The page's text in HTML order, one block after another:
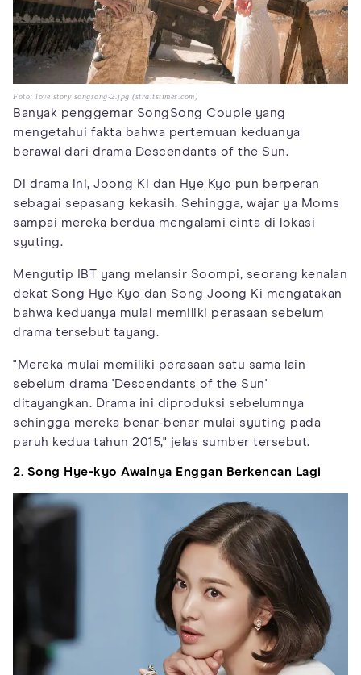
Foto: love story songsong-2.jpg (straitstimes.com)
Banyak penggemar SongSong Couple yang
mengetahui fakta bahwa pertemuan keduanya
berawal dari drama Descendants of the Sun.
Di drama ini, Joong Ki dan Hye Kyo pun berperan
sebagai sepasang kekasih. Sehingga, wajar ya Moms
sampai mereka berdua mengalami cinta di lokasi
syuting.
Mengutip IBT yang melansir Soompi, seorang kenalan
dekat Song Hye Kyo dan Song Joong Ki mengatakan
bahwa keduanya mulai memiliki perasaan sebelum
drama tersebut tayang.
"Mereka mulai memiliki perasaan satu sama lain
sebelum drama 'Descendants of the Sun'
ditayangkan. Drama ini diproduksi sebelumnya
sehingga mereka benar-benar mulai syuting pada
paruh kedua tahun 2015," jelas sumber tersebut.
2. Song Hye-kyo Awalnya Enggan Berkencan Lagi